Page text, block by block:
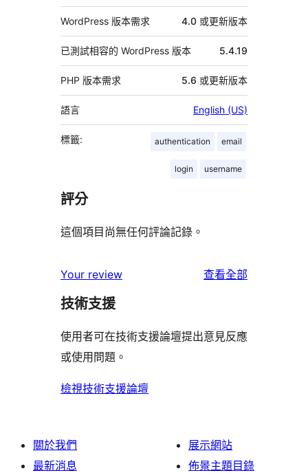
WordPress 版本需求 4.0 或更新版本
已測試相容的 WordPress 版本 5.4.19
PHP 版本需求 5.6 或更新版本
語言 English (US)
標籤: authentication email
login username
評分
這個項目尚無任何評論記錄。
Your review 查看全部
評
技術支援
使用者可在技術支援論壇提出意見反應
或使用問題。
檢視技術支援論壇
關於我們
最新消息
展示網站
佈景主題目錄